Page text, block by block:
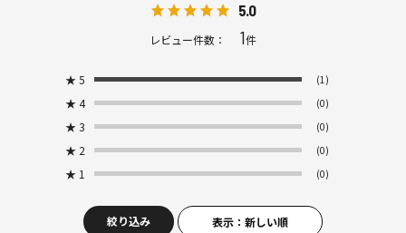
5.0
レビュー件数： 1件
★ 5 (1)
★ 4 (0)
★ 3 (0)
★ 2 (0)
★ 1 (0)
絞り込み 表示：新しい順